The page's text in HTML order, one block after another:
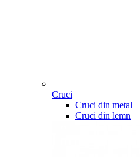
Cruci
Cruci din metal
Cruci din lemn